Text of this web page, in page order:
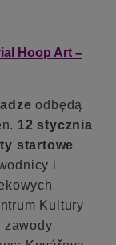
Hoop Art –
odbędą
12 stycznia
startowe
i
Kultury
zawody